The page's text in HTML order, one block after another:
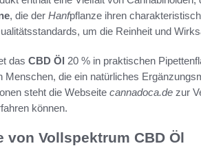
, die der Hanfpflanze ihren
um die Reinheit und
das CBD Öl 20 % in praktischen
Menschen, die ein natürliches
steht die Webseite cannadoca.de zur
können.
von Vollspektrum CBD Öl